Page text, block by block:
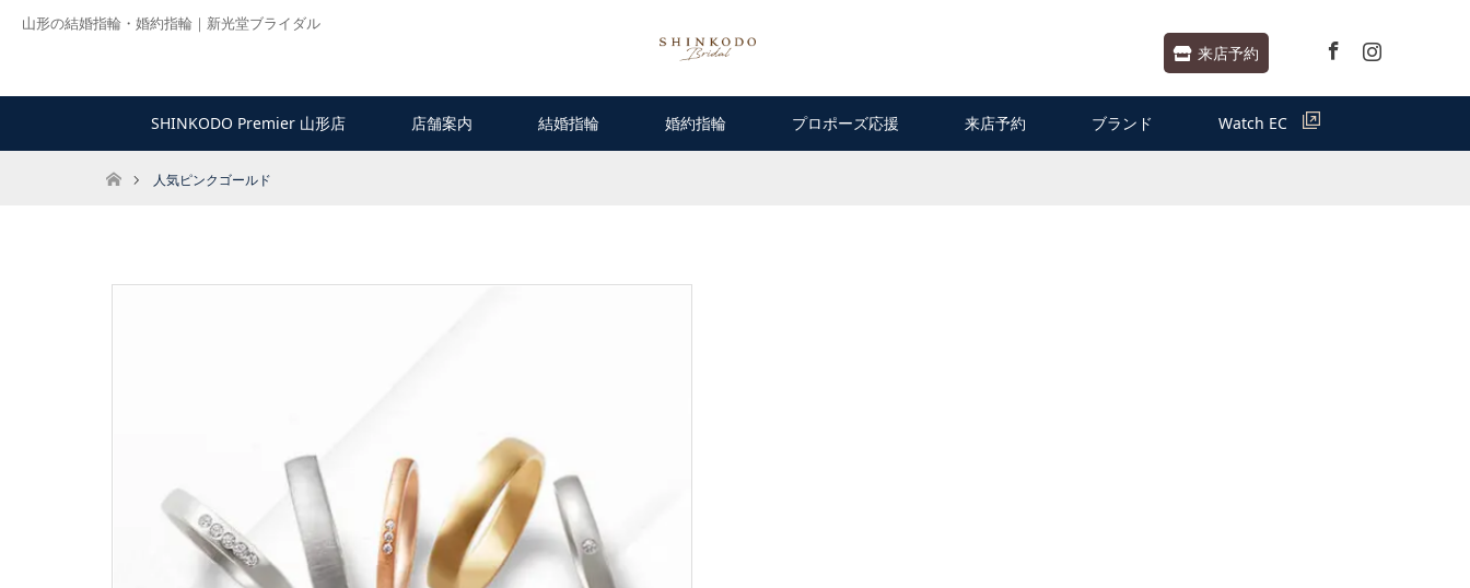
山形の結婚指輪・婚約指輪｜新光堂ブライダル
来店予約
Instagram
SHINKODO Premier 山形店 店舗案内 結婚指輪 婚約指輪 プロポーズ応援 来店予約 ブランド Watch EC
ホーム人気ピンクゴールド